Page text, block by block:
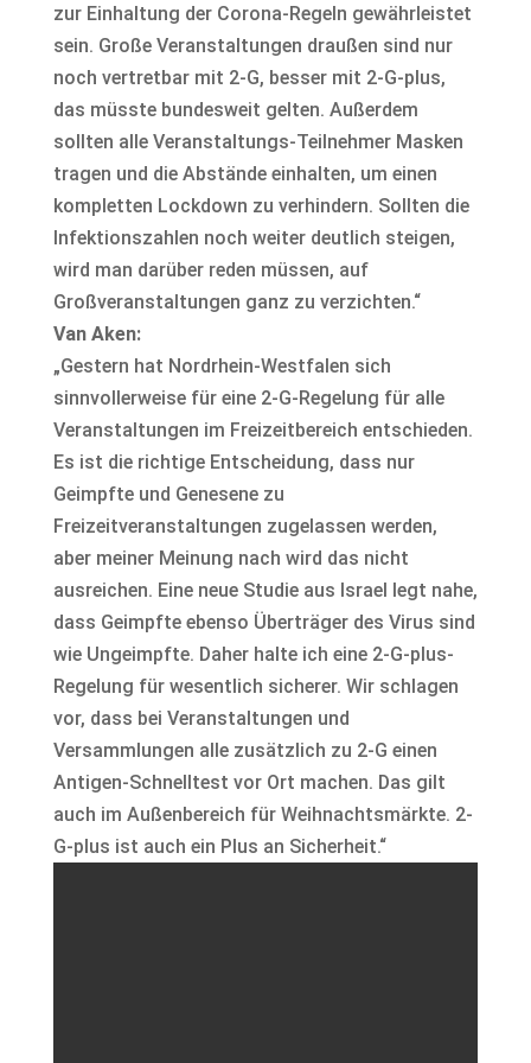
zur Einhaltung der Corona-Regeln gewährleistet
sein. Große Veranstaltungen draußen sind nur
noch vertretbar mit 2-G, besser mit 2-G-plus,
das müsste bundesweit gelten. Außerdem
sollten alle Veranstaltungs-Teilnehmer Masken
tragen und die Abstände einhalten, um einen
kompletten Lockdown zu verhindern. Sollten die
Infektionszahlen noch weiter deutlich steigen,
wird man darüber reden müssen, auf
Großveranstaltungen ganz zu verzichten.“
Van Aken:
„Gestern hat Nordrhein-Westfalen sich
sinnvollerweise für eine 2-G-Regelung für alle
Veranstaltungen im Freizeitbereich entschieden.
Es ist die richtige Entscheidung, dass nur
Geimpfte und Genesene zu
Freizeitveranstaltungen zugelassen werden,
aber meiner Meinung nach wird das nicht
ausreichen. Eine neue Studie aus Israel legt nahe,
dass Geimpfte ebenso Überträger des Virus sind
wie Ungeimpfte. Daher halte ich eine 2-G-plus-
Regelung für wesentlich sicherer. Wir schlagen
vor, dass bei Veranstaltungen und
Versammlungen alle zusätzlich zu 2-G einen
Antigen-Schnelltest vor Ort machen. Das gilt
auch im Außenbereich für Weihnachtsmärkte. 2-
G-plus ist auch ein Plus an Sicherheit.“